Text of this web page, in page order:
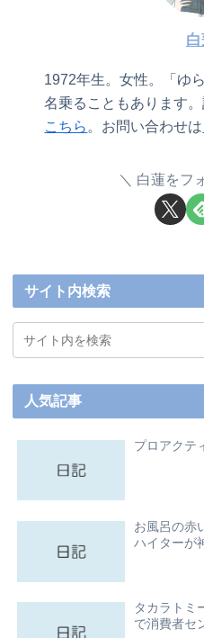
1972年生。女性。「ゆ
名乗ることもあります
こちら。お問い合わせは
白蓮をフ
サイト内検索
人気記事
プロアクテ
お風呂の赤
ハイターが
タカラトミ
で消費者セ